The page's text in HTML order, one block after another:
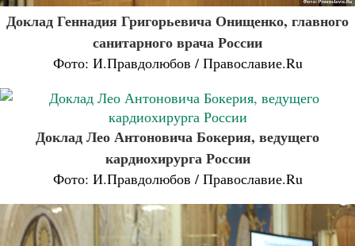
Доклад Геннадия Григорьевича Онищенко, главного
санитарного врача России
Фото: И.Правдолюбов / Православие.Ru
Доклад Лео Антоновича Бокерия, ведущего
кардиохирурга России
Фото: И.Правдолюбов / Православие.Ru